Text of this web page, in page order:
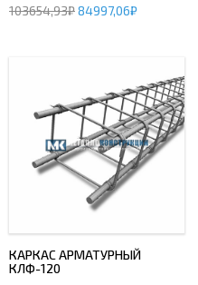
103654,93₽84997,06₽
КАРКАС АРМАТУРНЫЙ
КЛФ-120